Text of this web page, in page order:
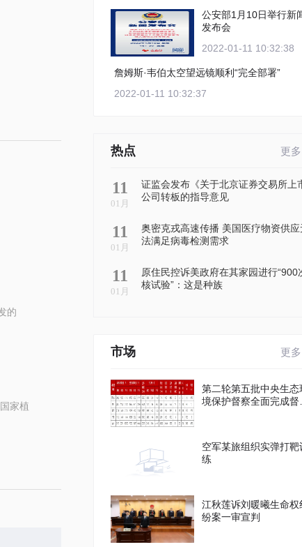
的
家植
公安部1月10日举行新
发布会
2022-01-11 10:32:38
詹姆斯·韦伯太空望远镜顺利“完全部署”
2022-01-11 10:32:37
热点 更多
11
01月
证监会发布《关于北京证券交易所上
公司转板的指导意见
11
01月
奥密克戎高速传播 美国医疗物资供应
法满足病毒检测需求
11
01月
原住民控诉美政府在其家园进行“900
核试验”：这是种族
市场 更多
第二轮第五批中央生态
境保护督察全面完成督
空军某旅组织实弹打靶
练
江秋莲诉刘暖曦生命权
纷案一审宣判